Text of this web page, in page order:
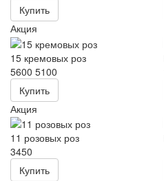
Купить
Акция
15 кремовых роз
5600 5100
Купить
Акция
11 розовых роз
3450
Купить